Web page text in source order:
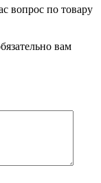
вопрос по товару
вам